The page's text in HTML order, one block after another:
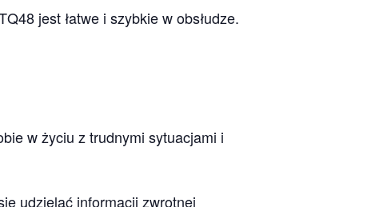
jest łatwe i szybkie w obsłudze.
w życiu z trudnymi sytuacjami i
udzielać informacji zwrotnej